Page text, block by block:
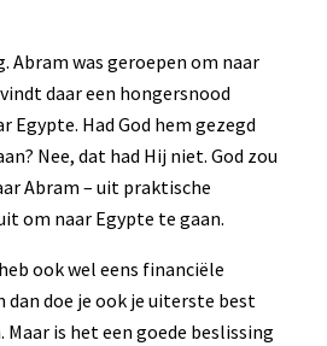
Abram was geroepen om naar
daar een hongersnood
Egypte. Had God hem gezegd
Nee, dat had Hij niet. God zou
Abram – uit praktische
om naar Egypte te gaan.
ook wel eens financiële
dan doe je ook je uiterste best
is het een goede beslissing